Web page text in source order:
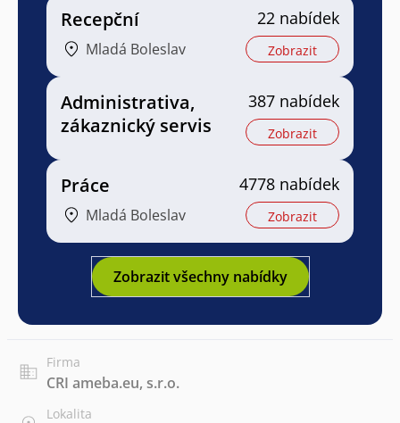
Recepční
Mladá Boleslav
22 nabídek
Zobrazit
Administrativa,
zákaznický servis
387 nabídek
Zobrazit
Práce
Mladá Boleslav
4778 nabídek
Zobrazit
Zobrazit všechny nabídky
Firma
CRI ameba.eu, s.r.o.
Lokalita